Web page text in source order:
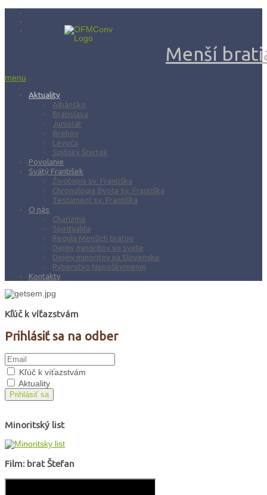
Menší
menu
Aktuality
Albánsko
Bratislava
Juniorát
Brehov
Levoča
Spišský Štvrtok
Povolanie
Svätý František
Životopis sv. Františka
Chronológia života sv. Františka
Testament sv. Františka
O nás
Charizma
Spiritualita
Regula Menších bratov
Dejiny minoritov vo svete
Dejiny minoritov na Slovensku
Rytierstvo Nepoškvrnenej
Kontakty
Kľúč k víťazstvám
Prihlásiť sa na odber
Kľúč k víťazstvám
Aktuality
Prihlásiť sa
Minoritský list
Film: brat Štefan